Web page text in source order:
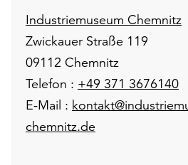
Industriemuseum Chemnitz
Zwickauer Straße 119
09112 Chemnitz
Telefon : +49 371 3676140
E-Mail :
chemnitz.de